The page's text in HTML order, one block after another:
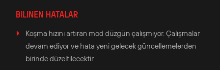
BILINEN HATALAR
Koşma hızını artıran mod düzgün çalışmıyor. Çalışmalar
devam ediyor ve hata yeni gelecek güncellemelerden
birinde düzeltilecektir.